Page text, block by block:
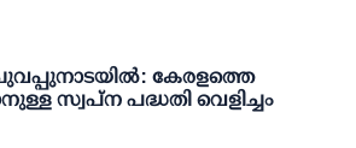
കേരളത്തെ
സ്വപ്ന പദ്ധതി വെളിച്ചം